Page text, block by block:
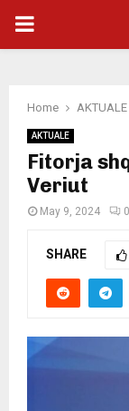
PRIMARY
Home AKTUALE
AKTUALE
Fitorja
Veriut
May 9, 2024 0
SHARE